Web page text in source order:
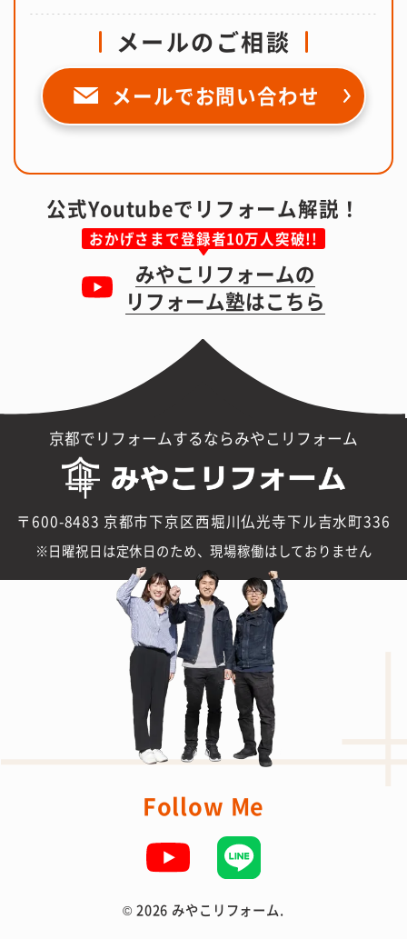
メールのご相談
メールでお問い合わせ
公式Youtubeでリフォーム解説！
おかげさまで登録者10万人突破!!
みやこリフォームの
リフォーム塾はこちら
京都でリフォームするならみやこリフォーム
〒600-8483 京都市下京区西堀川仏光寺下ル吉水町336
日曜祝日は定休日のため、現場稼働はしておりません
Follow Me
© 2026 みやこリフォーム.